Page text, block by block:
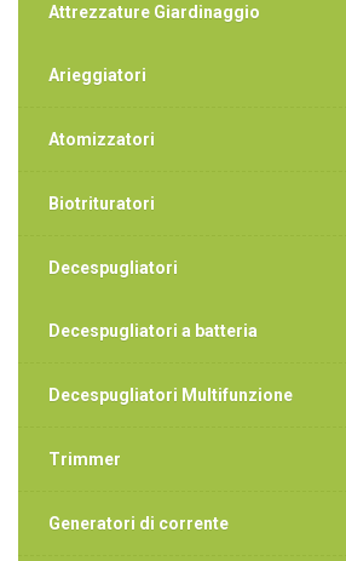
Attrezzature Giardinaggio
Arieggiatori
Atomizzatori
Biotrituratori
Decespugliatori
Decespugliatori a batteria
Decespugliatori Multifunzione
Trimmer
Generatori di corrente